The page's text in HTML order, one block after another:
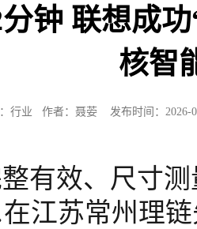
钟 联想成
核智
行业 作者：聂荌 发布时间：2026-
有效、尺寸
江苏常州理链